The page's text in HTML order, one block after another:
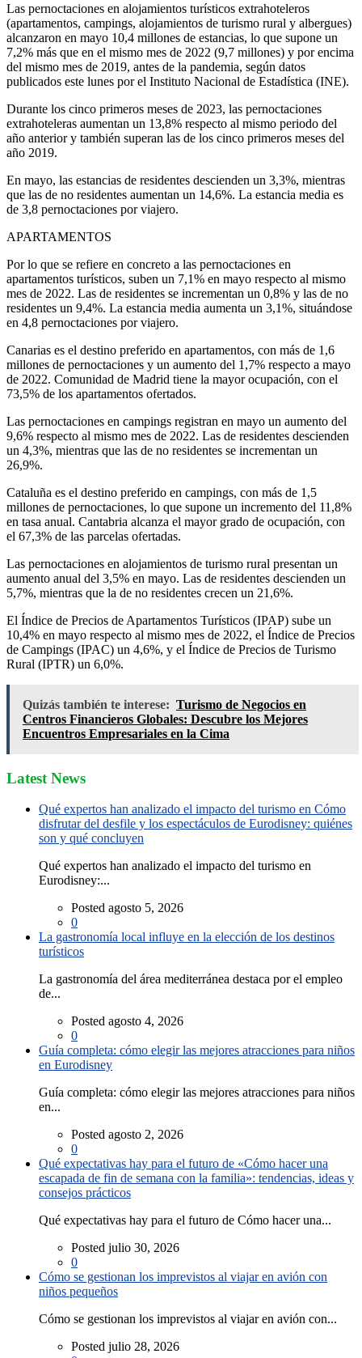
Las pernoctaciones en alojamientos turísticos extrahoteleros
(apartamentos, campings, alojamientos de turismo rural y albergues)
alcanzaron en mayo 10,4 millones de estancias, lo que supone un
7,2% más que en el mismo mes de 2022 (9,7 millones) y por encima
del mismo mes de 2019, antes de la pandemia, según datos
publicados este lunes por el Instituto Nacional de Estadística (INE).
Durante los cinco primeros meses de 2023, las pernoctaciones
extrahoteleras aumentan un 13,8% respecto al mismo periodo del
año anterior y también superan las de los cinco primeros meses del
año 2019.
En mayo, las estancias de residentes descienden un 3,3%, mientras
que las de no residentes aumentan un 14,6%. La estancia media es
de 3,8 pernoctaciones por viajero.
APARTAMENTOS
Por lo que se refiere en concreto a las pernoctaciones en
apartamentos turísticos, suben un 7,1% en mayo respecto al mismo
mes de 2022. Las de residentes se incrementan un 0,8% y las de no
residentes un 9,4%. La estancia media aumenta un 3,1%, situándose
en 4,8 pernoctaciones por viajero.
Canarias es el destino preferido en apartamentos, con más de 1,6
millones de pernoctaciones y un aumento del 1,7% respecto a mayo
de 2022. Comunidad de Madrid tiene la mayor ocupación, con el
73,5% de los apartamentos ofertados.
Las pernoctaciones en campings registran en mayo un aumento del
9,6% respecto al mismo mes de 2022. Las de residentes descienden
un 4,3%, mientras que las de no residentes se incrementan un
26,9%.
Cataluña es el destino preferido en campings, con más de 1,5
millones de pernoctaciones, lo que supone un incremento del 11,8%
en tasa anual. Cantabria alcanza el mayor grado de ocupación, con
el 67,3% de las parcelas ofertadas.
Las pernoctaciones en alojamientos de turismo rural presentan un
aumento anual del 3,5% en mayo. Las de residentes descienden un
5,7%, mientras que la de no residentes crecen un 21,6%.
El Índice de Precios de Apartamentos Turísticos (IPAP) sube un
10,4% en mayo respecto al mismo mes de 2022, el Índice de Precios
de Campings (IPAC) un 4,6%, y el Índice de Precios de Turismo
Rural (IPTR) un 6,0%.
Quizás también te interese: Turismo de Negocios en
Centros Financieros Globales: Descubre los Mejores
Encuentros Empresariales en la Cima
Latest News
Qué expertos han analizado el impacto del turismo en Cómo
disfrutar del desfile y los espectáculos de Eurodisney: quiénes
son y qué concluyen
Qué expertos han analizado el impacto del turismo en
Eurodisney:...
Posted agosto 5, 2026
0
La gastronomía local influye en la elección de los destinos
turísticos
La gastronomía del área mediterránea destaca por el empleo
de...
Posted agosto 4, 2026
0
Guía completa: cómo elegir las mejores atracciones para niños
en Eurodisney
Guía completa: cómo elegir las mejores atracciones para niños
en...
Posted agosto 2, 2026
0
Qué expectativas hay para el futuro de «Cómo hacer una
escapada de fin de semana con la familia»: tendencias, ideas y
consejos prácticos
Qué expectativas hay para el futuro de Cómo hacer una...
Posted julio 30, 2026
0
Cómo se gestionan los imprevistos al viajar en avión con
niños pequeños
Cómo se gestionan los imprevistos al viajar en avión con...
Posted julio 28, 2026